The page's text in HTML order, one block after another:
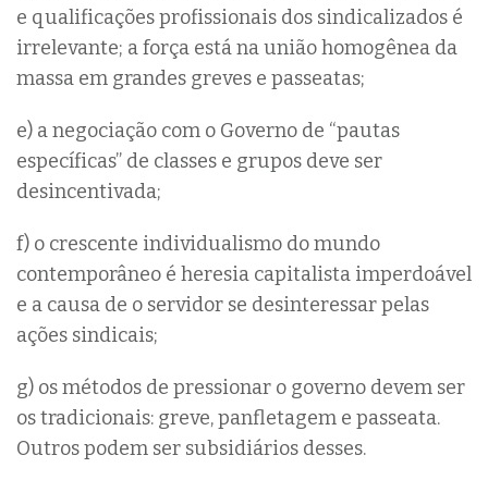
e qualificações profissionais dos sindicalizados é
irrelevante; a força está na união homogênea da
massa em grandes greves e passeatas;
e) a negociação com o Governo de “pautas
específicas” de classes e grupos deve ser
desincentivada;
f) o crescente individualismo do mundo
contemporâneo é heresia capitalista imperdoável
e a causa de o servidor se desinteressar pelas
ações sindicais;
g) os métodos de pressionar o governo devem ser
os tradicionais: greve, panfletagem e passeata.
Outros podem ser subsidiários desses.